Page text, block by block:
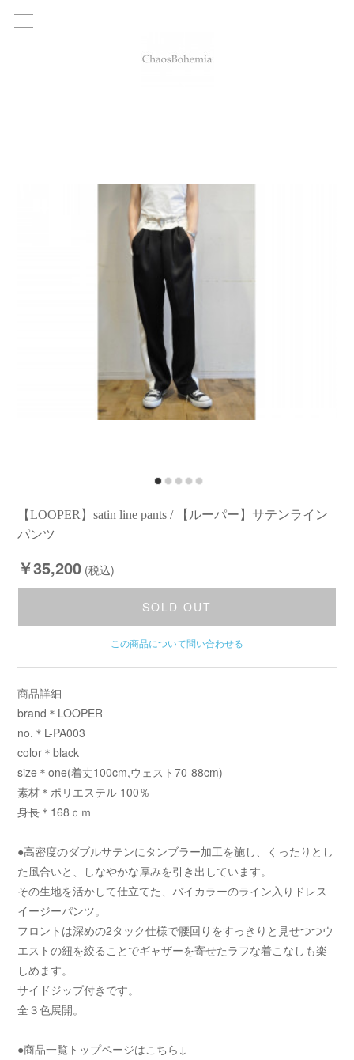
【LOOPER】satin line pants / 【ルーパー】サテンライン
パンツ
￥35,200 (税込)
SOLD OUT
この商品について問い合わせる
商品詳細
brand＊LOOPER
no.＊L-PA003
color＊black
size＊one(着丈100cm,ウェスト70-88cm)
素材＊ポリエステル 100％
身長＊168ｃｍ
●高密度のダブルサテンにタンブラー加工を施し、くったりとし
た風合いと、しなやかな厚みを引き出しています。
その生地を活かして仕立てた、バイカラーのライン入りドレス
イージーパンツ。
フロントは深めの2タック仕様で腰回りをすっきりと見せつつウ
エストの紐を絞ることでギャザーを寄せたラフな着こなしも楽
しめます。
サイドジップ付きです。
全３色展開。
●商品一覧トップページはこちら↓